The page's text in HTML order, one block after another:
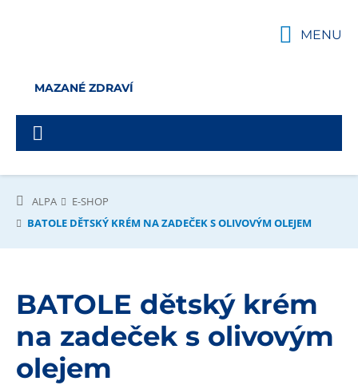
MAZANÉ ZDRAVÍ
MENU
ALPA
E-SHOP
BATOLE DĚTSKÝ KRÉM NA ZADEČEK S OLIVOVÝM OLEJEM
BATOLE dětský krém
na zadeček s olivovým
olejem